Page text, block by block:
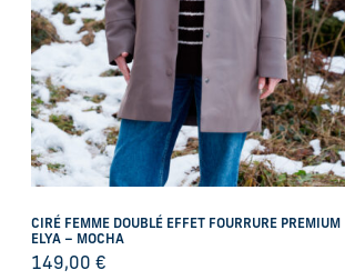
CIRÉ FEMME DOUBLÉ EFFET FOURRURE PREMIUM
ELYA – MOCHA
149,00 €